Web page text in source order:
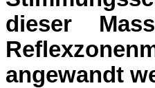
dieser
angewandt